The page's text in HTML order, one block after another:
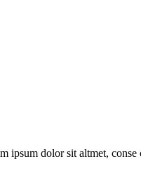
dolor sit altmet,